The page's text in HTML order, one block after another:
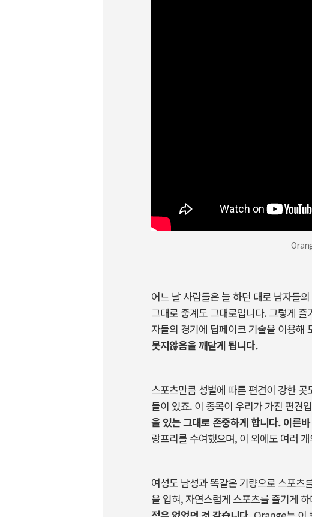
어느 날 사람들은 늘 하던 대로 남자들
그대로 중계도 그대로입니다. 그렇게
자들의 경기에 딥페이크 기술을 이용해
못지않음을 깨닫게 됩니다.
스포츠만큼 성별에 따른 편견이 강한
들이 있죠. 이 종목이 우리가 가진 편견
을 있는 그대로 존중하게 합니다. 이
랑프리를 수여했으며, 이 외에도 여러
여성도 남성과 똑같은 기량으로 스포츠
을 입혀, 자연스럽게 스포츠를 즐기게